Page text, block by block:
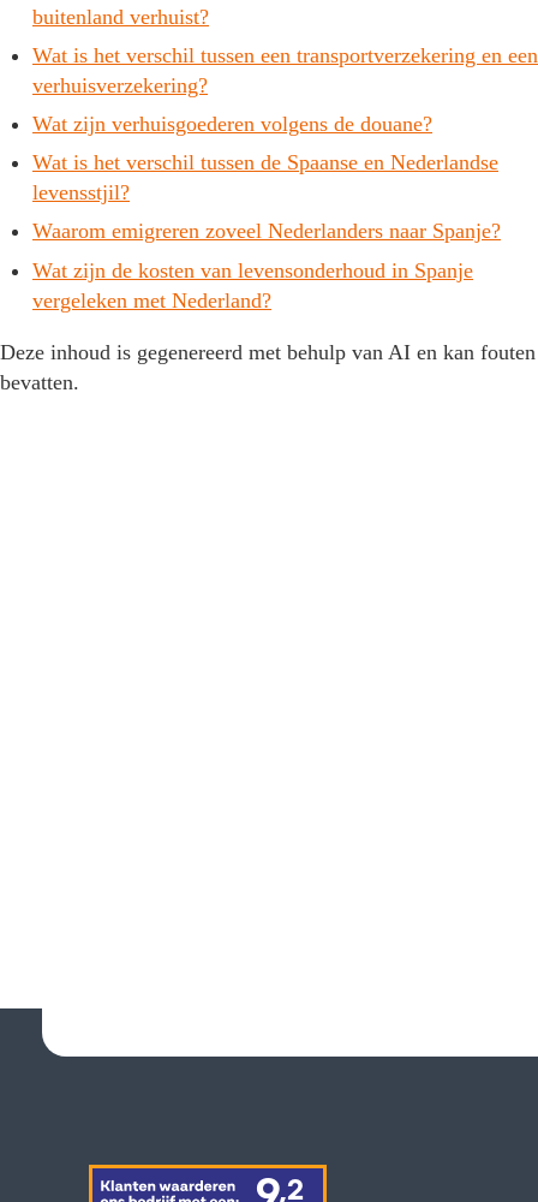
buitenland verhuist?
Wat is het verschil tussen een transportverzekering en een
verhuisverzekering?
Wat zijn verhuisgoederen volgens de douane?
Wat is het verschil tussen de Spaanse en Nederlandse
levensstjil?
Waarom emigreren zoveel Nederlanders naar Spanje?
Wat zijn de kosten van levensonderhoud in Spanje
vergeleken met Nederland?
Deze inhoud is gegenereerd met behulp van AI en kan fouten
bevatten.